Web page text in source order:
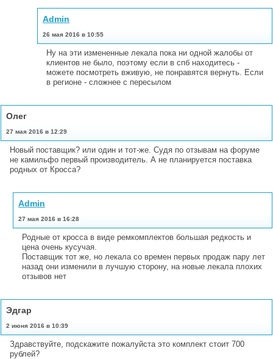
Admin
26 мая 2016 в 10:55
Ну на эти измененные лекала пока ни одной жалобы от
клиентов не было, поэтому если в спб находитесь -
можете посмотреть вживую, не понравятся вернуть. Если
в регионе - сложнее с пересылом
Олег
27 мая 2016 в 12:29
Новый поставщик? или один и тот-же. Судя по отзывам на форуме
не камильфо первый производитель. А не планируется поставка
родных от Кросса?
Admin
27 мая 2016 в 16:28
Родные от кросса в виде ремкомплектов большая редкость и
цена очень кусучая.
Поставщик тот же, но лекала со времен первых продаж пару лет
назад они изменили в лучшую сторону, на новые лекала плохих
отзывов нет
Эдгар
2 июня 2016 в 10:39
Здравствуйте, подскажите пожалуйста это комплект стоит 700
рублей?